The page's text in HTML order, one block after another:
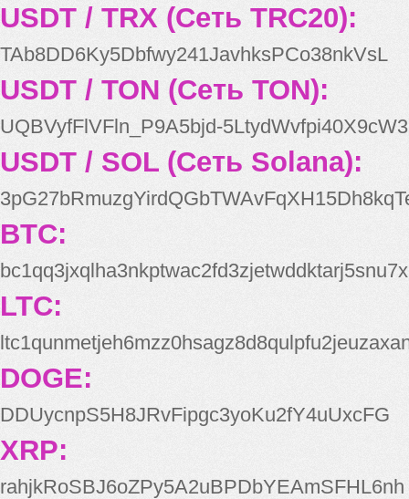
USDT / TRX (Сеть TRC20):
TAb8DD6Ky5Dbfwy241JavhksPCo38nkVsL
USDT / TON (Сеть TON):
UQBVyfFlVFln_P9A5bjd-
USDT / SOL (Сеть Solana):
BTC:
bc1qq3jxqlha3nkptwac2fd3zjetwddktarj5snu7x
LTC:
DOGE:
DDUycnpS5H8JRvFipgc3yoKu2fY4uUxcFG
XRP:
rahjkRoSBJ6oZPy5A2uBPDbYEAmSFHL6nh